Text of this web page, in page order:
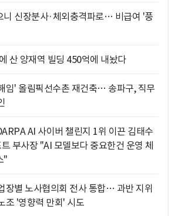
니 신장분사·체외충격파로… 비급여 '풍
산 양재역 빌딩 450억에 내놨다
임' 올림픽선수촌 재건축… 송파구, 직무
AI 사이버 챌린지 1위 이끈 김태수
부사장 "AI 모델보다 중요한건 운영 체
"
장별 노사협의회 전사 통합… 과반 지위
조 '영향력 만회' 시도